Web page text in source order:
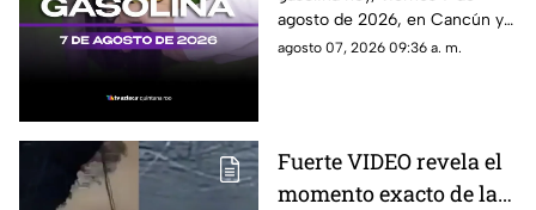
agosto de 2026, en
Quintana Roo
agosto de 2026, en Cancún y
el resto de Quintana Roo. Este
agosto 07, 2026 09:36 a. m.
Fuerte VIDEO revela el
momento exacto de la